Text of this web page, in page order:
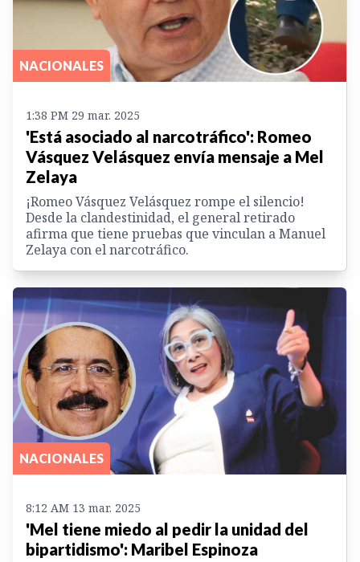
NACIONALES
1:38 PM 29 mar. 2025
'Está asociado al narcotráfico': Romeo
Vásquez Velásquez envía mensaje a Mel
Zelaya
¡Romeo Vásquez Velásquez rompe el silencio!
Desde la clandestinidad, el general retirado
afirma que tiene pruebas que vinculan a Manuel
Zelaya con el narcotráfico.
NACIONALES
8:12 AM 13 mar. 2025
'Mel tiene miedo al pedir la unidad del
bipartidismo': Maribel Espinoza